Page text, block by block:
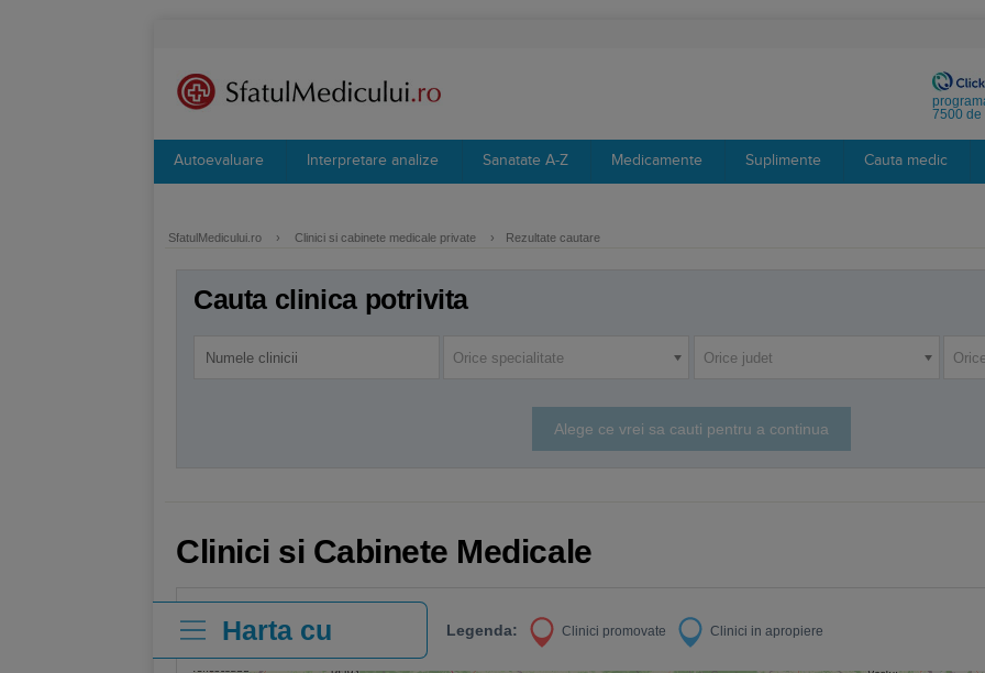
7500 de
Autoevaluare Interpretare analize Sanatate A-Z Medicamente Suplimente Cauta medic
SfatulMedicului.ro › Clinici si cabinete medicale private › Rezultate cautare
Cauta clinica potrivita
Orice specialitate Orice judet
Clinici si Cabinete Medicale
Harta cu
clinici
Legenda: Clinici promovate Clinici in apropiere